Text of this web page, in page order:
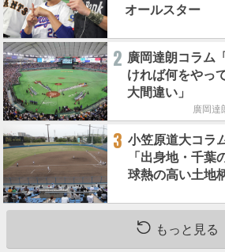
オールスター
2 廣岡達朗コラム
ければ何をやっ
大間違い」
廣岡達
3 小笠原道大コラ
「出身地・千葉
球熱の高い土地
もっと見る